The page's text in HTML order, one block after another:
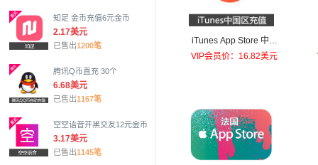
知足 金币充值6元金币
2.17美元
已售出1200笔
腾讯Q币直充 30个
6.68美元
已售出1167笔
空空语音开黑交友12元金币
3.17美元
已售出1145笔
iTunes App Store 中国
区苹果账号直充100元
VIP会员价：16.82美元